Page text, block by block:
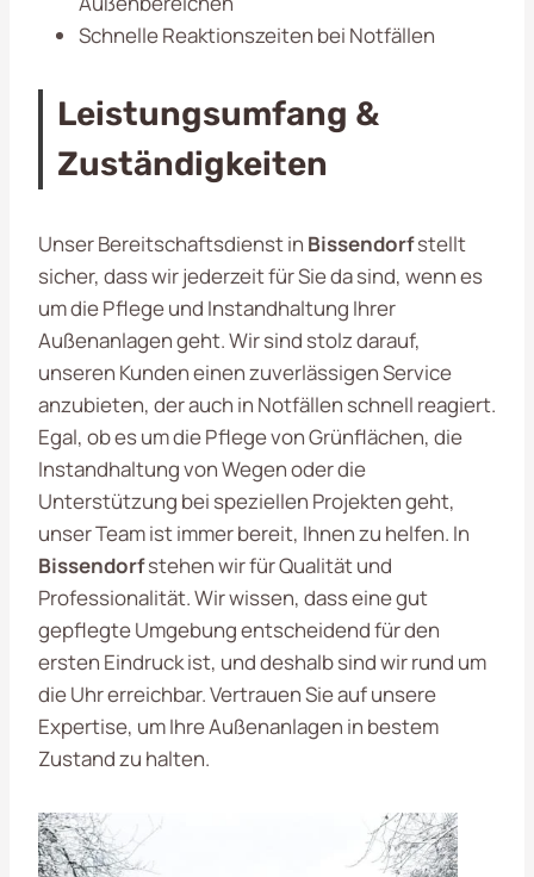
Schnelle Reaktionszeiten bei Notfällen
Leistungsumfang &
Zuständigkeiten
Unser Bereitschaftsdienst in Bissendorfstellt
sicher, dass wir jederzeit für Sie da sind, wenn es
um die Pflege und Instandhaltung Ihrer
Außenanlagen geht. Wir sind stolz darauf,
unseren Kunden einen zuverlässigen Service
anzubieten, der auch in Notfällen schnell reagiert.
Egal, ob es um die Pflege von Grünflächen, die
Instandhaltung von Wegen oder die
Unterstützung bei speziellen Projekten geht,
unser Team ist immer bereit, Ihnen zu helfen. In
Bissendorfstehen wir für Qualität und
Professionalität. Wir wissen, dass eine gut
gepflegte Umgebung entscheidend für den
ersten Eindruck ist, und deshalb sind wir rund um
die Uhr erreichbar. Vertrauen Sie auf unsere
Expertise, um Ihre Außenanlagen in bestem
Zustand zu halten.